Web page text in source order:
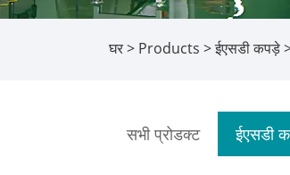
घर> Products >ईएसडी कपड़े
सभी प्रोडक्ट ईएसडी